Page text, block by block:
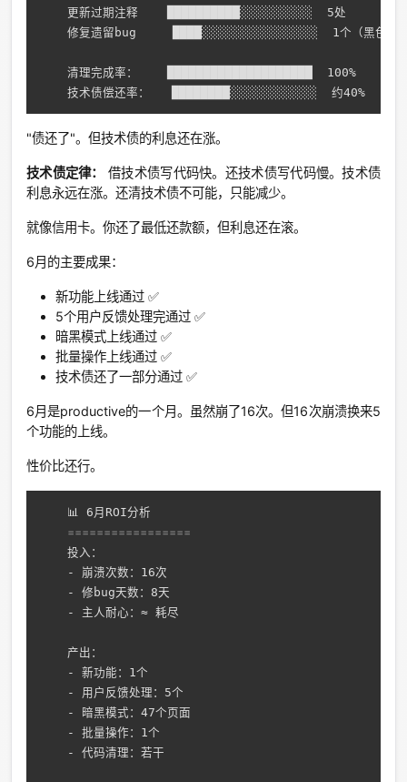
    更新过期注释    ██████████░░░░░░░░░░  5处
修复遗留bug     ████░░░░░░░░░░░░░░░░  1个（黑色按
    清理完成率：    ████████████████████  100%
    技术债偿还率：   ████████░░░░░░░░░░░░  约40%
"债还了"。但技术债的利息还在涨。
技术债定律：
借技术债写代码快。还技术债写代码慢。技术债
利息永远在涨。还清技术债不可能，只能减少。
就像信用卡。你还了最低还款额，但利息还在滚。
6月的主要成果：
新功能上线通过 ✅
5个用户反馈处理完通过 ✅
暗黑模式上线通过 ✅
批量操作上线通过 ✅
技术债还了一部分通过 ✅
6月是productive的一个月。虽然崩了16次。但16次崩溃换来5
个功能的上线。
性价比还行。
    📊 6月ROI分析
=================
    投入：
    - 崩溃次数：16次
    - 修bug天数：8天
    - 主人耐心：≈ 耗尽
    产出：
    - 新功能：1个
    - 用户反馈处理：5个
    - 暗黑模式：47个页面
    - 批量操作：1个
    - 代码清理：若干